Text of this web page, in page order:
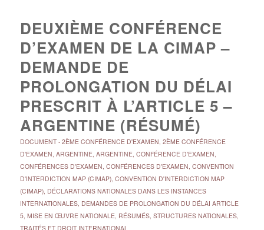
DEUXIÈME CONFÉRENCE
D’EXAMEN DE LA CIMAP –
DEMANDE DE
PROLONGATION DU DÉLAI
PRESCRIT À L’ARTICLE 5 –
ARGENTINE (RÉSUMÉ)
DOCUMENT- 2ÈME CONFÉRENCE D'EXAMEN, 2ÈME CONFÉRENCE
D'EXAMEN, ARGENTINE, ARGENTINE, CONFÉRENCE D'EXAMEN,
CONFÉRENCES D'EXAMEN, CONFÉRENCES D'EXAMEN, CONVENTION
D'INTERDICTION MAP (CIMAP), CONVENTION D'INTERDICTION MAP
(CIMAP), DÉCLARATIONS NATIONALES DANS LES INSTANCES
INTERNATIONALES, DEMANDES DE PROLONGATION DU DÉLAI ARTICLE
5, MISE EN ŒUVRE NATIONALE, RÉSUMÉS, STRUCTURES NATIONALES,
TRAITÉS ET DROIT INTERNATIONAL